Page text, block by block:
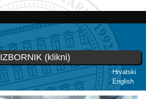
Skoči
glavni
sadržaj
Hrvatski
English
IZBORNIK (klikni)